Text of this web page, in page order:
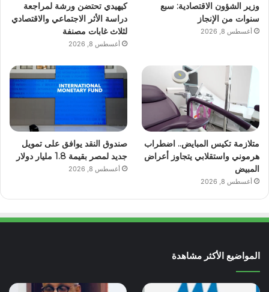
وزير الشؤون الاقتصادية: سبع
سنوات من الإنجاز
أغسطس 8, 2026
كيهيدي تحتضن ورشة لمراجعة
دراسة الأثر الاجتماعي والاقتصادي
لثلاث غابات مصنفة
أغسطس 8, 2026
متلازمة تكيس المبايض.. اضطراب
هرموني واستقلابي يتجاوز أعراض
المبيض
أغسطس 8, 2026
صندوق النقد يوافق على تمويل
جديد لمصر بقيمة 1.8 مليار دولار
أغسطس 8, 2026
المواضيع الأكثر مشاهدة